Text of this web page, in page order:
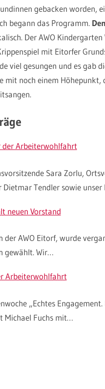
gebacken worden,
begann das Programm.
Der AWO
mit Eitorfer
viel gesungen und es gab
mit noch einem
der Arbeiterwohlfahrt
Sara Zorlu,
Dietmar Tendler sowie
neuen Vorstand
der AWO Eitorf, wurde
gewählt. Wir…
Arbeiterwohlfahrt
„Echtes
Michael Fuchs mit…